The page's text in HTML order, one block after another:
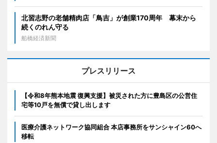
北習志野の老舗精肉店「鳥吉」が創業170周年 幕末から
続くのれん守る
船橋経済新聞
プレスリリース
【令和8年熊本地震 復興支援】被災された方に豊島区の公営住
宅等10戸を無償で貸し出します
医療介護ネットワーク協同組合 本店事務所をサンシャイン60へ
移転